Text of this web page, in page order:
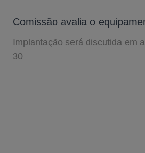
Comissão avalia o
Implantação será discutida em
30